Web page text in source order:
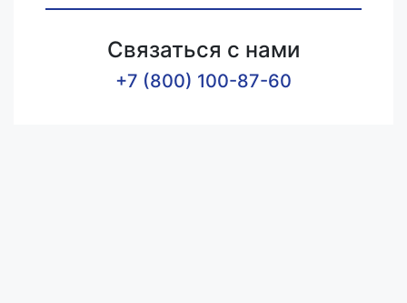
Связаться с нами
+7 (800) 100-87-60